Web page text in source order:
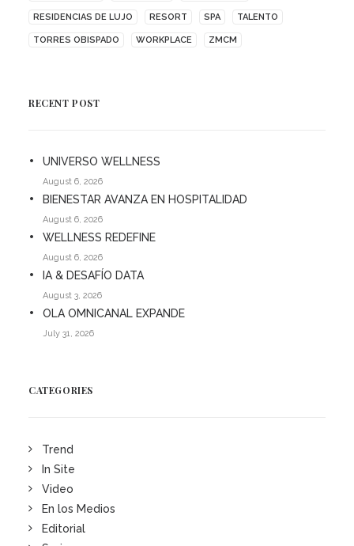
RESIDENCIAS DE LUJO RESORT SPA TALENTO
TORRES OBISPADO WORKPLACE ZMCM
RECENT POST
UNIVERSO WELLNESS
August 6, 2026
BIENESTAR AVANZA EN HOSPITALIDAD
August 6, 2026
WELLNESS REDEFINE
August 6, 2026
IA & DESAFÍO DATA
August 3, 2026
OLA OMNICANAL EXPANDE
July 31, 2026
CATEGORIES
Trend
In Site
Video
En los Medios
Editorial